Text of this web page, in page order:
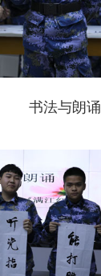
书法与朗诵